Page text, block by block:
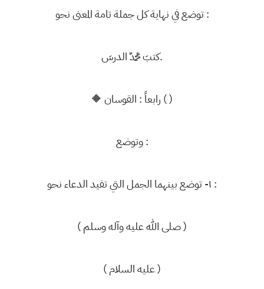
توضع في نهاية كل جملة تامة المعنى نحو :
كتبَ محمدٌ الدرسَ.
🔶 رابعاً : القوسان ( )
وتوضع :
١- توضع بينهما الجمل التي تفيد الدعاء نحو :
( صلى الله عليه وآله وسلم )
( عليه السلام )